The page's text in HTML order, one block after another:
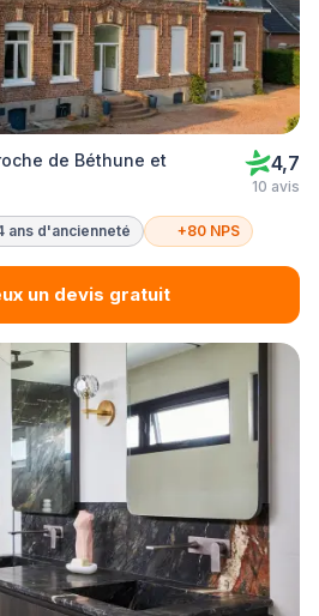
de Béthune et
4,7
10 avis
ans d'ancienneté +80 NPS
un devis gratuit